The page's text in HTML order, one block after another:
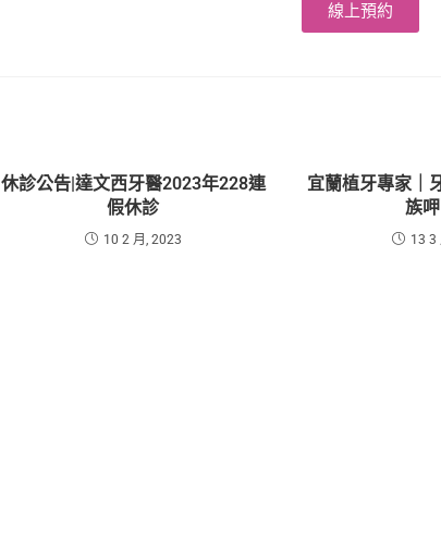
線上預約
休診公告|達文西牙醫2023年228連
假休診
10 2 月, 2023
宜蘭植牙專家｜
族
13 3